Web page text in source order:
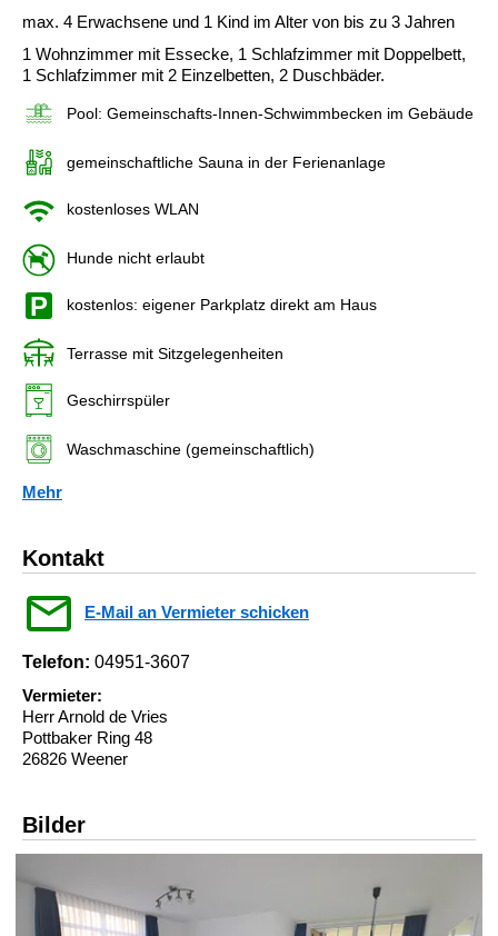
max. 4 Erwachsene und 1 Kind im Alter von bis zu 3 Jahren
1 Wohnzimmer mit Essecke, 1 Schlafzimmer mit Doppelbett,
1 Schlafzimmer mit 2 Einzelbetten, 2 Duschbäder.
Pool: Gemeinschafts-Innen-Schwimmbecken im Gebäude
gemeinschaftliche Sauna in der Ferienanlage
kostenloses WLAN
Hunde nicht erlaubt
kostenlos: eigener Parkplatz direkt am Haus
Terrasse mit Sitzgelegenheiten
Geschirrspüler
Waschmaschine (gemeinschaftlich)
Mehr
Kontakt
E-Mail an Vermieter schicken
Telefon: 04951-3607
Vermieter:
Herr Arnold de Vries
Pottbaker Ring 48
26826 Weener
Bilder